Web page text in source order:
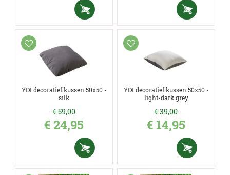
YOI decoratief kussen 50x50 -
silk
€59,00
€24,95
YOI decoratief kussen 50x50 -
light-dark grey
€39,00
€14,95